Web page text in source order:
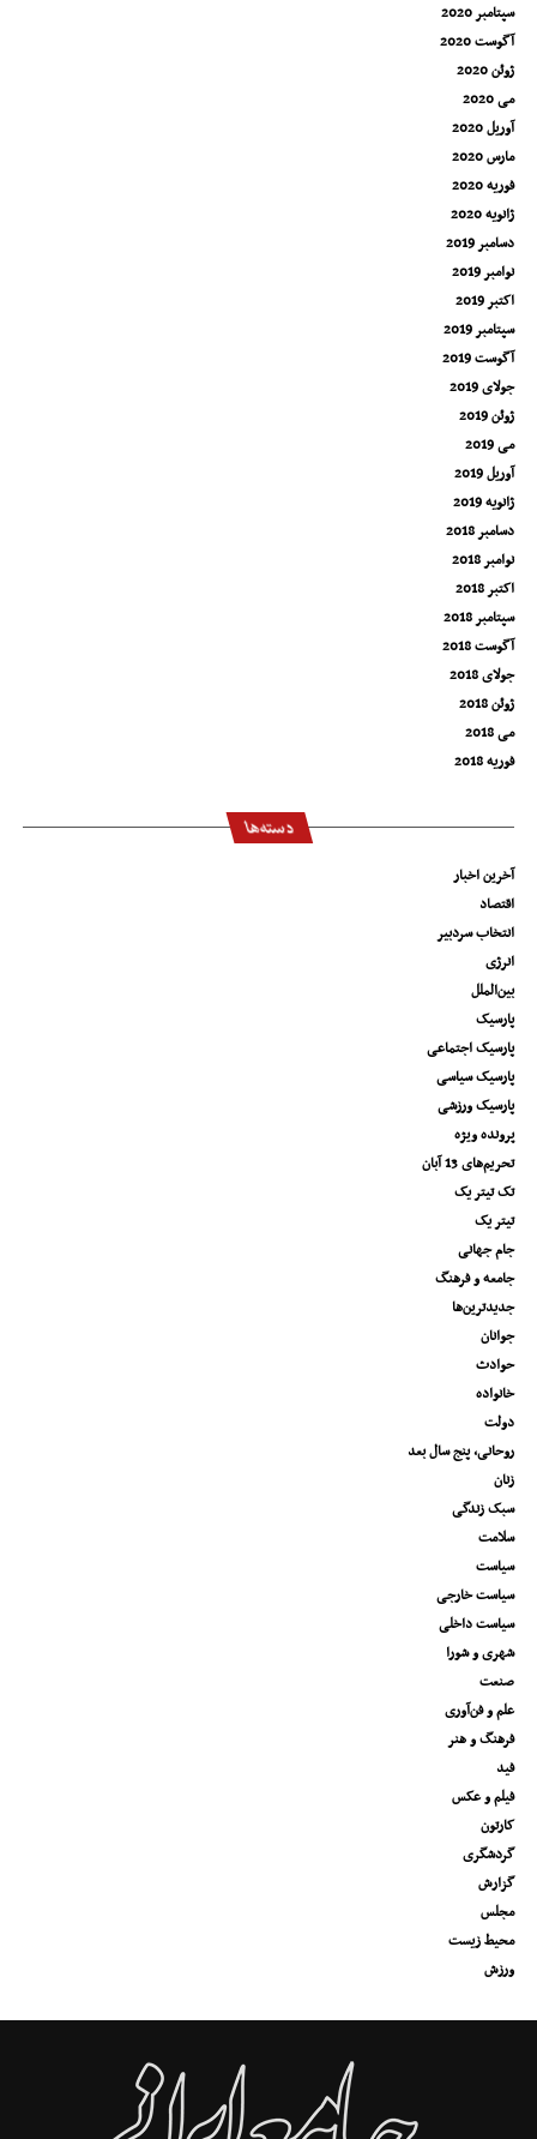
سپتامبر 2020
آگوست 2020
ژوئن 2020
می 2020
آوریل 2020
مارس 2020
فوریه 2020
ژانویه 2020
دسامبر 2019
نوامبر 2019
اکتبر 2019
سپتامبر 2019
آگوست 2019
جولای 2019
ژوئن 2019
می 2019
آوریل 2019
ژانویه 2019
دسامبر 2018
نوامبر 2018
اکتبر 2018
سپتامبر 2018
آگوست 2018
جولای 2018
ژوئن 2018
می 2018
فوریه 2018
دسته‌ها
آخرین اخبار
اقتصاد
انتخاب سردبیر
انرژی
بین‌الملل
پارسیک
پارسیک اجتماعی
پارسیک سیاسی
پارسیک ورزشی
پرونده ویژه
تحریم‌های 13 آبان
تک تیتر یک
تیتر یک
جام جهانی
جامعه و فرهنگ
جدیدترین‌ها
جوانان
حوادث
خانواده
دولت
روحانی، پنج سال بعد
زنان
سبک زندگی
سلامت
سیاست
سیاست خارجی
سیاست داخلی
شهری و شورا
صنعت
علم و فن‌آوری
فرهنگ و هنر
فید
فیلم و عکس
کارتون
گردشگری
گزارش
مجلس
محیط زیست
ورزش